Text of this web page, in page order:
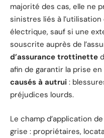
majorité des cas, elle ne
sinistres liés à
électrique, sauf si une
souscrite auprès de
d’assurance trottinette
afin de garantir la prise
causés à autrui :
préjudices lourds.
Le champ d’application
grise : propriétaires,